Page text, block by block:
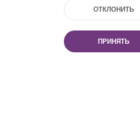
Тел.: (+375 17) 368 37 37,
Эл. почта: inbox@nlb.by
ОТКЛОНИТЬ
ПРИНЯТЬ